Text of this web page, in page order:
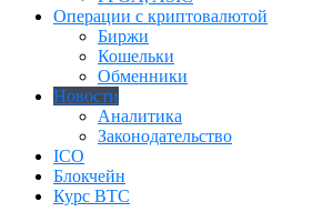
Операции с криптовалютой
Биржи
Кошельки
Обменники
Новости
Аналитика
Законодательство
ICO
Блокчейн
Курс BTC